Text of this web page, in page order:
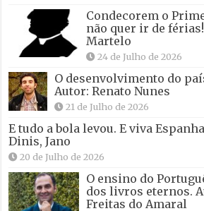
Condecorem o
não quer ir de
Martelo
24 de Julho de 2026
O desenvolvimento do
Autor: Renato Nunes
21 de Julho de 2026
E tudo a bola levou. E viva
Dinis, Jano
20 de Julho de 2026
O ensino do
dos livros eternos.
Freitas do Amaral